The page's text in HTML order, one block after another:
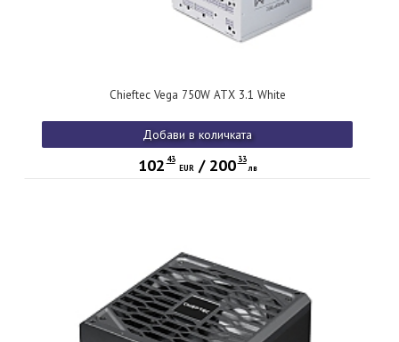
Chieftec Vega 750W ATX 3.1 White
Добави в количката
102 43
EUR/ 200 33
лв